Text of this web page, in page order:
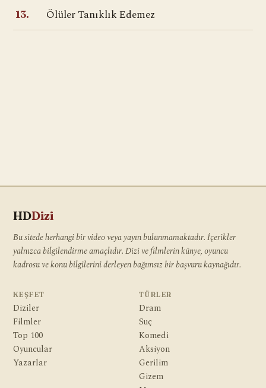
13. Ölüler Tanıklık Edemez
HDDizi
Bu sitede herhangi bir video veya yayın bulunmamaktadır. İçerikler
yalnızca bilgilendirme amaçlıdır. Dizi ve filmlerin künye, oyuncu
kadrosu ve konu bilgilerini derleyen bağımsız bir başvuru kaynağıdır.
KEŞFET
Diziler
Filmler
Top 100
Oyuncular
Yazarlar
TÜRLER
Dram
Suç
Komedi
Aksiyon
Gerilim
Gizem